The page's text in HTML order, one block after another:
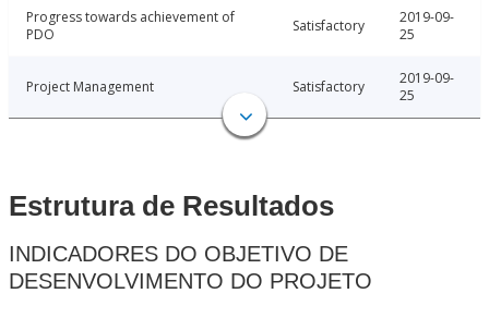
Progress towards achievement of
PDO
Satisfactory
2019-09-
25
Project Management Satisfactory
2019-09-
25
Estrutura de Resultados
INDICADORES DO OBJETIVO DE
DESENVOLVIMENTO DO PROJETO